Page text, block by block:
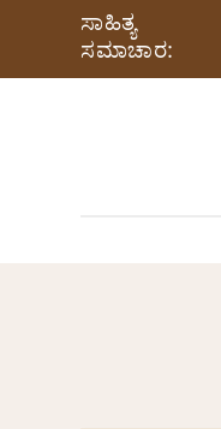
ಸಾಹಿತ್ಯ
ಸಮಾಚಾರ: